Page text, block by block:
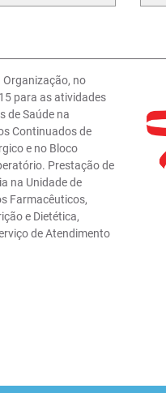
Organização, no
para as atividades
de Saúde na
Continuados de
e no Bloco
Prestação de
na Unidade de
Farmacêuticos,
e Dietética,
de Atendimento